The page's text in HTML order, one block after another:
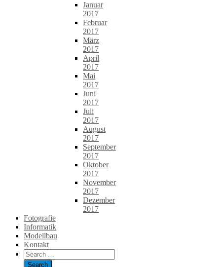
Januar
2017
Februar
2017
März
2017
April
2017
Mai
2017
Juni
2017
Juli
2017
August
2017
September
2017
Oktober
2017
November
2017
Dezember
2017
Fotografie
Informatik
Modellbau
Kontakt
Search
for: